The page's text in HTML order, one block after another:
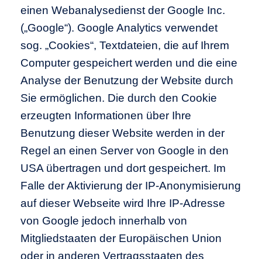
einen Webanalysedienst der Google Inc.
(„Google“). Google Analytics verwendet
sog. „Cookies“, Textdateien, die auf Ihrem
Computer gespeichert werden und die eine
Analyse der Benutzung der Website durch
Sie ermöglichen. Die durch den Cookie
erzeugten Informationen über Ihre
Benutzung dieser Website werden in der
Regel an einen Server von Google in den
USA übertragen und dort gespeichert. Im
Falle der Aktivierung der IP-Anonymisierung
auf dieser Webseite wird Ihre IP-Adresse
von Google jedoch innerhalb von
Mitgliedstaaten der Europäischen Union
oder in anderen Vertragsstaaten des